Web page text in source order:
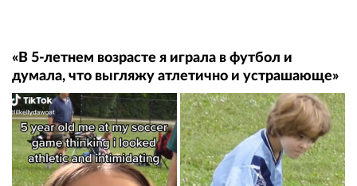
«В 5-летнем возрасте я играла в футбол и
думала, что выгляжу атлетично и устрашающе»